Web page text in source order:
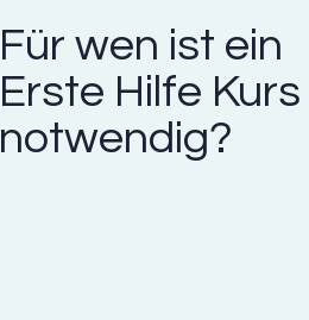
Für wen ist ein
Erste Hilfe Kurs
notwendig?